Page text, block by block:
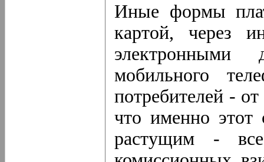
Иные формы
картой, через
мобильного
потребителей -
что именно этот
растущим -